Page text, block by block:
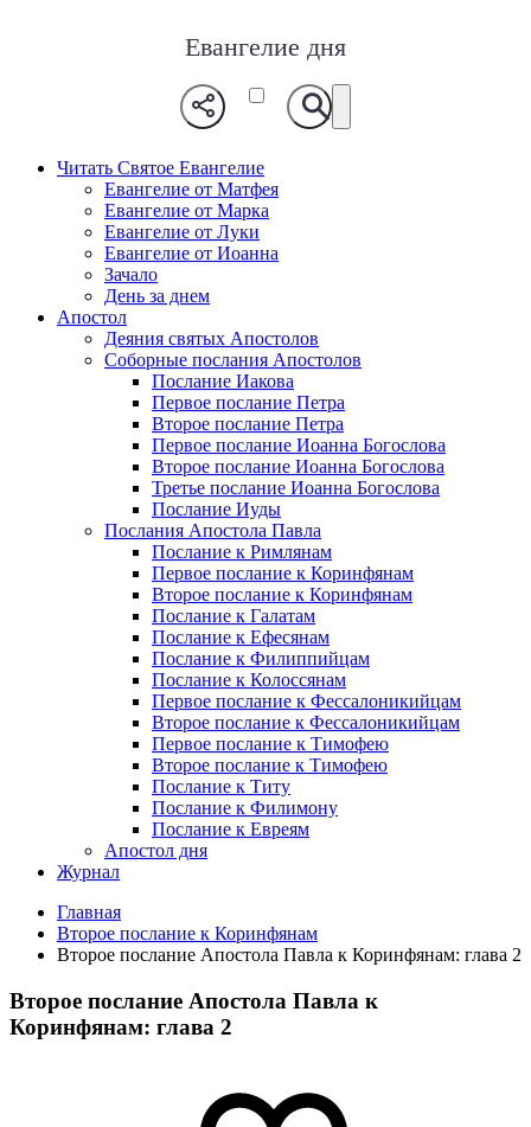
Евангелие дня
Читать Святое Евангелие
Евангелие от Матфея
Евангелие от Марка
Евангелие от Луки
Евангелие от Иоанна
Зачало
День за днем
Апостол
Деяния святых Апостолов
Соборные послания Апостолов
Послание Иакова
Первое послание Петра
Второе послание Петра
Первое послание Иоанна Богослова
Второе послание Иоанна Богослова
Третье послание Иоанна Богослова
Послание Иуды
Послания Апостола Павла
Послание к Римлянам
Первое послание к Коринфянам
Второе послание к Коринфянам
Послание к Галатам
Послание к Ефесянам
Послание к Филиппийцам
Послание к Колоссянам
Первое послание к Фессалоникийцам
Второе послание к Фессалоникийцам
Первое послание к Тимофею
Второе послание к Тимофею
Послание к Титу
Послание к Филимону
Послание к Евреям
Апостол дня
Журнал
Главная
Второе послание к Коринфянам
Второе послание Апостола Павла к Коринфянам: глава 2
Второе послание Апостола Павла к
Коринфянам: глава 2